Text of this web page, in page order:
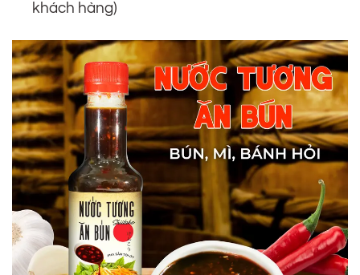
khách hàng)